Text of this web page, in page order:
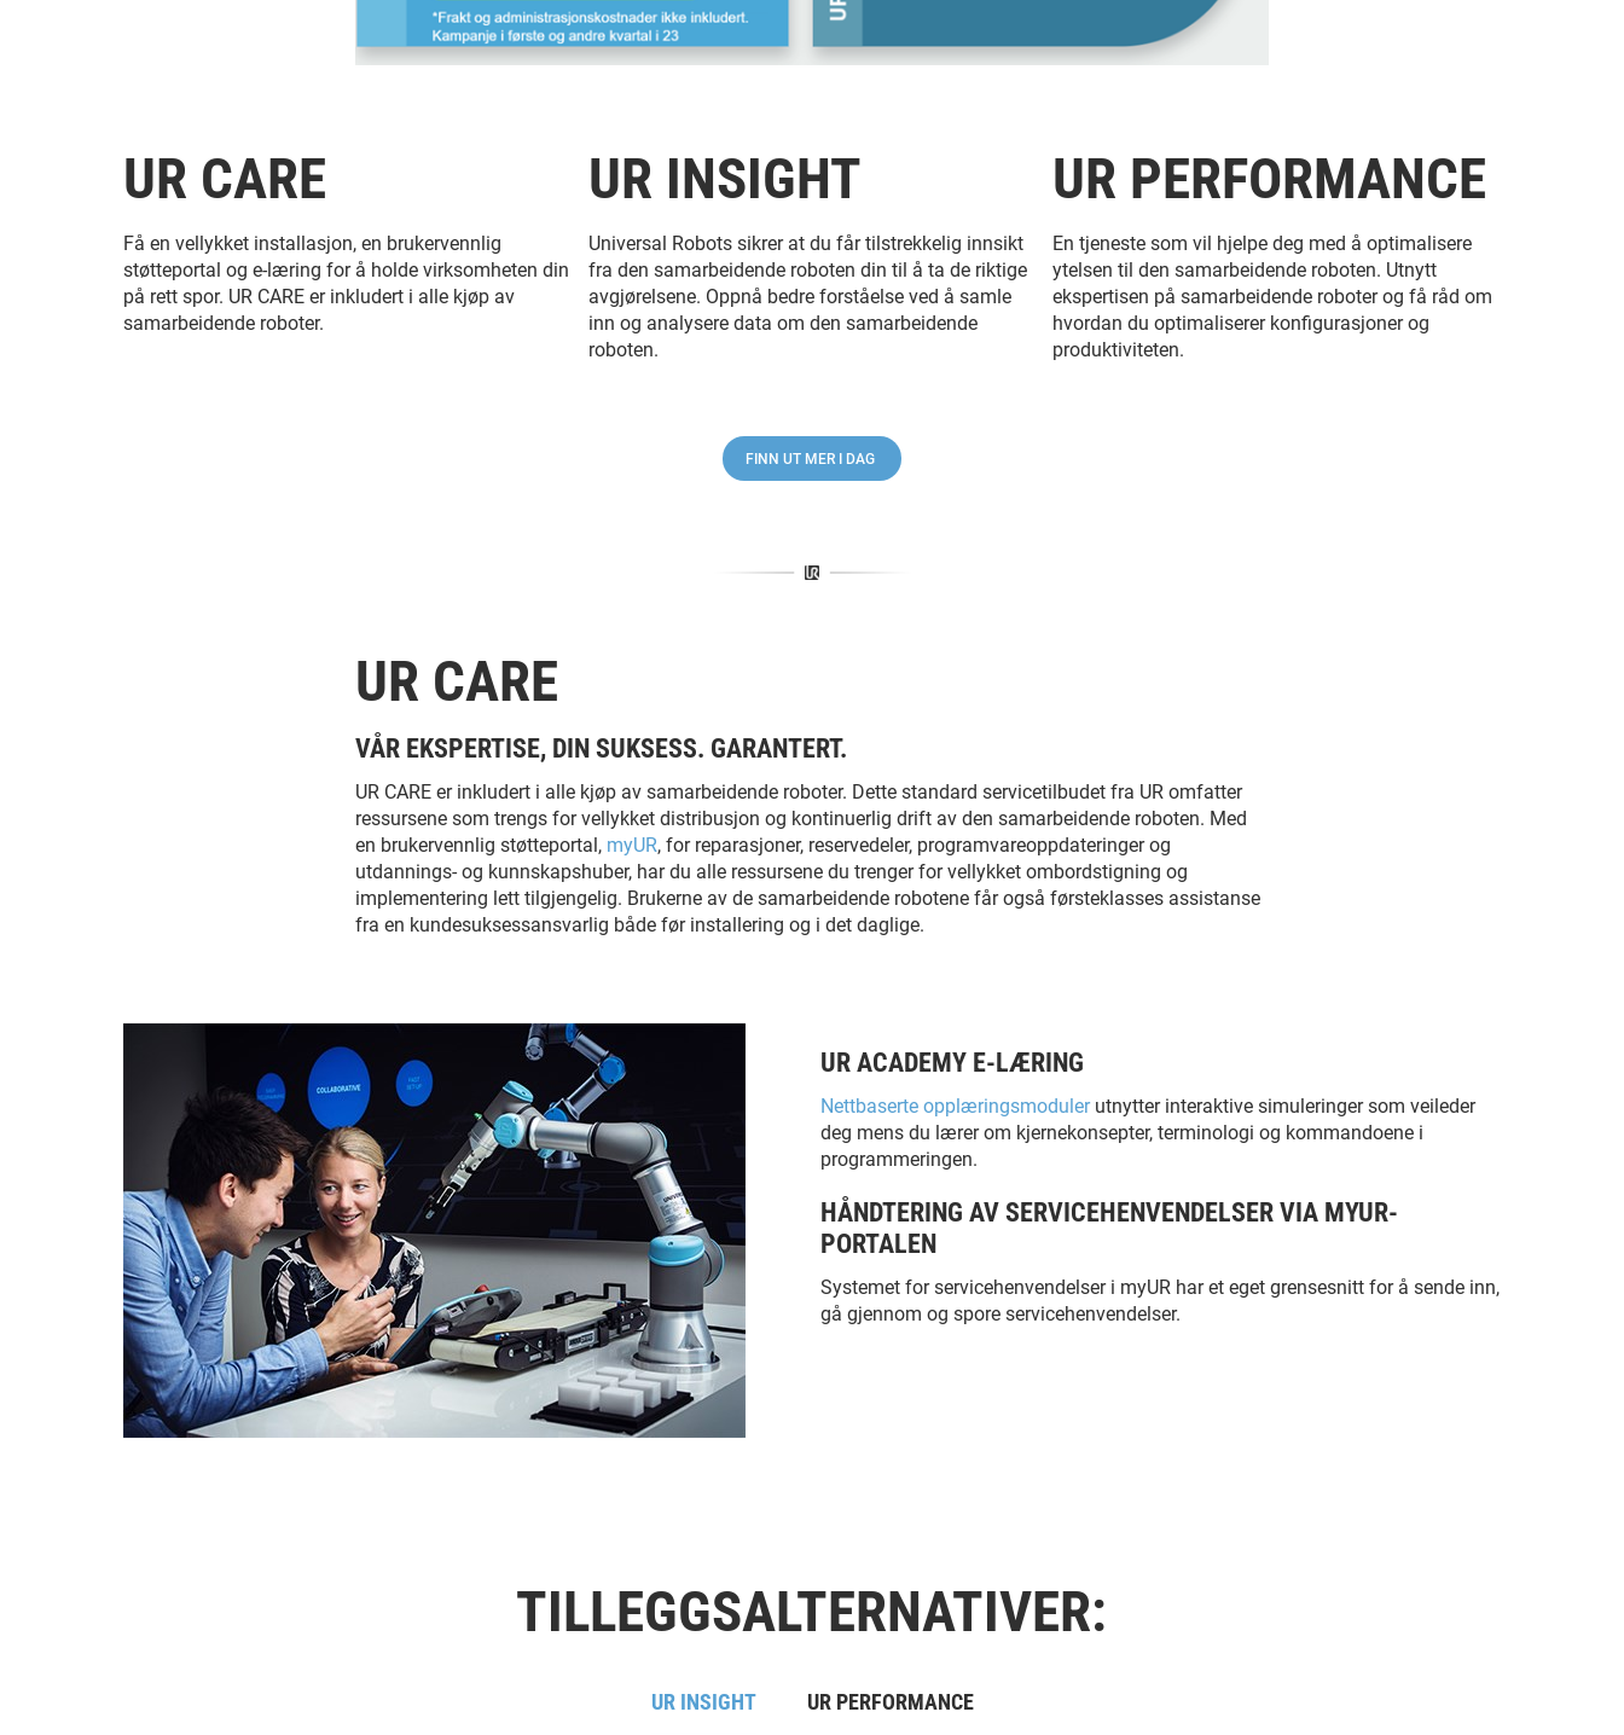
UR CARE
Få en vellykket installasjon, en brukervennlig
støtteportal og e-læring for å holde virksomheten din
på rett spor. UR CARE er inkludert i alle kjøp av
samarbeidende roboter.
UR INSIGHT
Universal Robots sikrer at du får tilstrekkelig innsikt
fra den samarbeidende roboten din til å ta de riktige
avgjørelsene. Oppnå bedre forståelse ved å samle
inn og analysere data om den samarbeidende
roboten.
UR PERFORMANCE
En tjeneste som vil hjelpe deg med å optimalisere
ytelsen til den samarbeidende roboten. Utnytt
ekspertisen på samarbeidende roboter og få råd om
hvordan du optimaliserer konfigurasjoner og
produktiviteten.
FINN UT MER I DAG
UR CARE
VÅR EKSPERTISE, DIN SUKSESS. GARANTERT.
UR CARE er inkludert i alle kjøp av samarbeidende roboter. Dette standard servicetilbudet fra UR omfatter
ressursene som trengs for vellykket distribusjon og kontinuerlig drift av den samarbeidende roboten. Med
en brukervennlig støtteportal, myUR, for reparasjoner, reservedeler, programvareoppdateringer og
utdannings- og kunnskapshuber, har du alle ressursene du trenger for vellykket ombordstigning og
implementering lett tilgjengelig. Brukerne av de samarbeidende robotene får også førsteklasses assistanse
fra en kundesuksessansvarlig både før installering og i det daglige.
UR ACADEMY E-LÆRING
Nettbaserte opplæringsmodulerutnytter interaktive simuleringer som veileder
deg mens du lærer om kjernekonsepter, terminologi og kommandoene i
programmeringen.
HÅNDTERING AV SERVICEHENVENDELSER VIA MYUR-
PORTALEN
Systemet for servicehenvendelser i myUR har et eget grensesnitt for å sende inn,
gå gjennom og spore servicehenvendelser.
TILLEGGSALTERNATIVER:
UR INSIGHT UR PERFORMANCE